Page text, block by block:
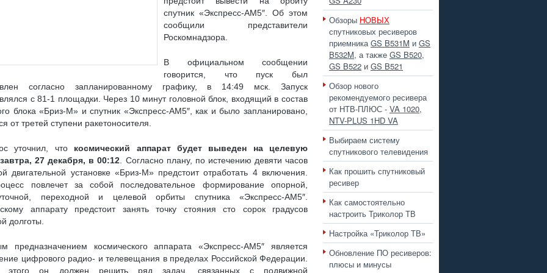
W7 (36.0° В. Д.) ВЫБОР КОМПЛЕКТА С РЕСИВЕРОМ «ТРИКОЛОР»
ИЗОБРАЖЕНИЕ ОНЛАЙН РЕГИСТРАЦИЯ МОДУЛЯ CI+ И КАРТЫ НТВ ПЛЮС
РЕСИВЕРОМ (СТАНДАРТ DVB-S/S2)
РЫБАЛКИ, НАСТРОЙКА СПУТНИКОВОЙ РЫБАЛКИ
СПУТНИКОВЫЕ ПРОВАЙДЕРЫ ПОЧЕМУ У РЕСИВЕРОВ ДВА КОНВЕРТЕРНЫХ РАЗЪЕМА ?
CI+ ДЛЯ ПРОСМОТРА ТРИКОЛОР ТВ НА ТЕЛЕВИЗОРЕ С DVB-S2
ТВ
ПИТАНИЯ USB-COM (RS-232) ПЕРЕХОДНИК: ДЕЛАЕМ САМОСТОЯТЕЛЬНО
ТРИКОЛОР ТВ НА РЕСИВЕРАХ GS E501/GS C591, GS U510, GS U210, GS B210, GS B211
«OTAU TV»
ЛИЧНОЙ БЕЗОПАСНОСТИ ОБЛАДАТЕЛЕЙ ТЕЛЕВИЗОРОВ
спутник «Экспресс-АМ5″. Об этом
сообщили представители
Роскомнадзора.
В официальном сообщении
говорится, что пуск был
согласно запланированному графику, в 14:49 мск. Запуск
с 81-1 площадки. Через 10 минут головной блок, входящий в состав
блока «Бриз-М» и спутник «Экспресс-АМ5″, как и было запланировано,
от третей ступени ракетоносителя.
уточнил, что космический аппарат будет выведен на целевую
27 декабря, в 00:12 . Согласно плану, по истечению девяти часов
двигательной установке «Бриз-М» предстоит отработать 4 включения.
повлечет за собой последовательное формирование опорной,
переходной и целевой орбиты спутника «Экспресс-АМ5″.
аппарату предстоит занять точку стояния сто сорок градусов
долготы.
предназначением космического аппарата «Экспресс-АМ5″ является
цифрового радио- и телевещания в пределах Российской Федерации.
этого он должен решить ряд задач, связанных с подвижной
Обзоры НОВЫХ
спутниковых ресиверов
приемникаGS B531M и GS
B532M, а также GS B520,
GS B522 и GS B521
Обзор нового
рекомендуемого ресивера
от НТВ-ПЛЮС - VA 1020,
NTV-PLUS 1HD VA
Выбираем систему
спутникового телевидения
Как прошить спутниковый
ресивер
Как самостоятельно
настроить Триколор ТВ
Настройка «Триколор ТВ»
Обновление ПО ресиверов:
плюсы и минусы